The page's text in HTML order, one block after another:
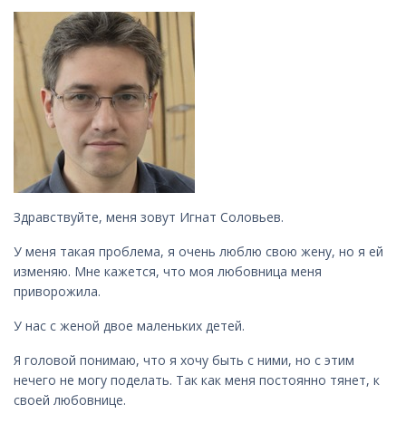
Здравствуйте, меня зовут Игнат Соловьев.
У меня такая проблема, я очень люблю свою жену, но я ей
изменяю. Мне кажется, что моя любовница меня
приворожила.
У нас с женой двое маленьких детей.
Я головой понимаю, что я хочу быть с ними, но с этим
нечего не могу поделать. Так как меня постоянно тянет, к
своей любовнице.